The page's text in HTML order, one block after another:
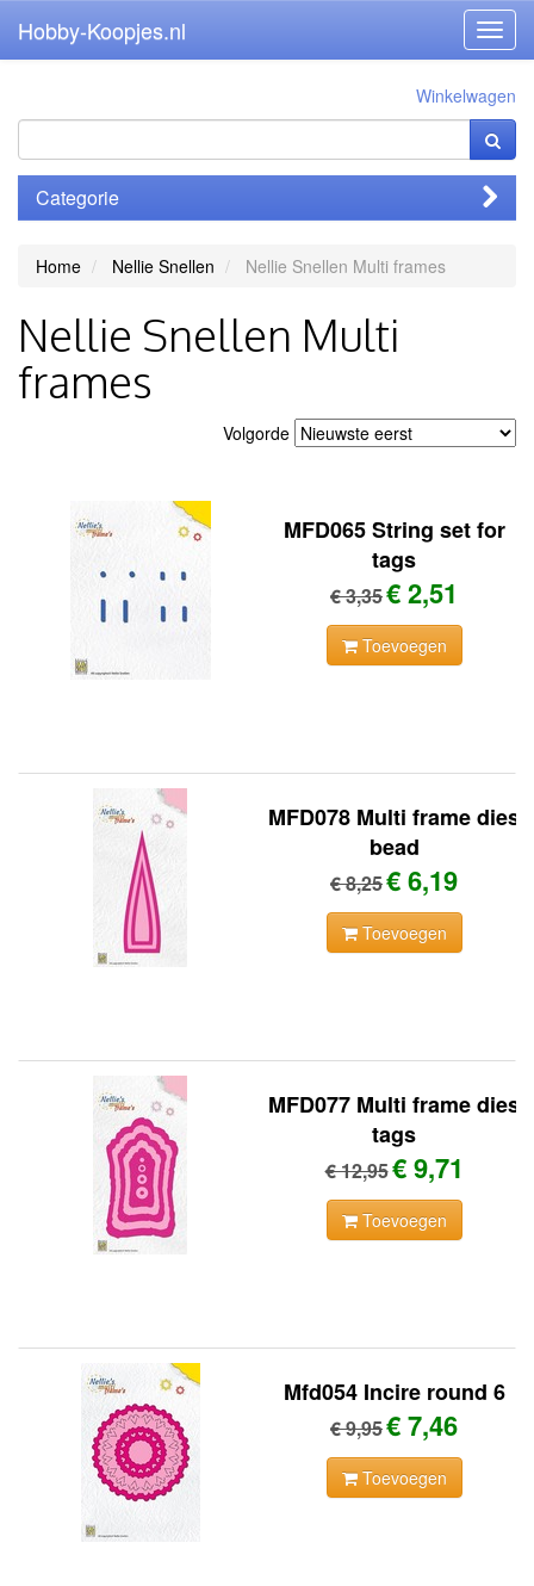
Hobby-Koopjes.nl
Winkelwagen
Categorie
Home Nellie Snellen Nellie Snellen Multi frames
Nellie Snellen Multi
frames
Volgorde
MFD065 String set for
tags
€ 3,35€ 2,51
Toevoegen
MFD078 Multi frame dies
bead
€ 8,25€ 6,19
Toevoegen
MFD077 Multi frame dies
tags
€ 12,95€ 9,71
Toevoegen
Mfd054 Incire round 6
€ 9,95€ 7,46
Toevoegen